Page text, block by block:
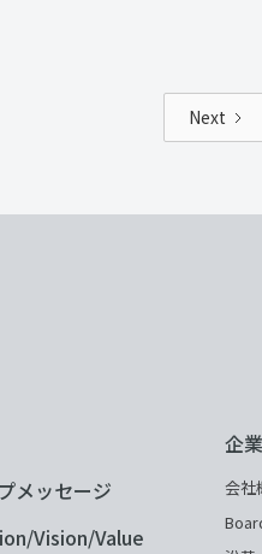
Next
メッセージ
Vision/Value
企
会社